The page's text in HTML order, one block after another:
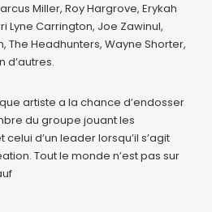
Miller, Roy Hargrove, Erykah
Lyne Carrington, Joe Zawinul,
The Headhunters, Wayne Shorter,
d’autres.
artiste a la chance d’endosser
du groupe jouant les
d’un leader lorsqu’il s’agit
Tout le monde n’est pas sur